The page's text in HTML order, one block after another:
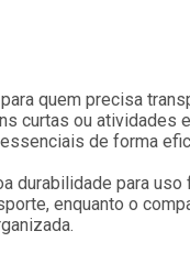
quem precisa
curtas ou atividades
de forma
durabilidade para
enquanto o